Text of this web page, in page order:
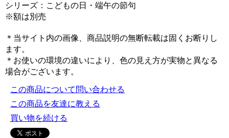
シリーズ：こどもの日・端午の節句
※額は別売
＊当サイト内の画像、商品説明の無断転載は固くお断りし
ます。
＊お使いの環境の違いにより、色の見え方が実物と異なる
場合がございます。
この商品について問い合わせる
この商品を友達に教える
買い物を続ける